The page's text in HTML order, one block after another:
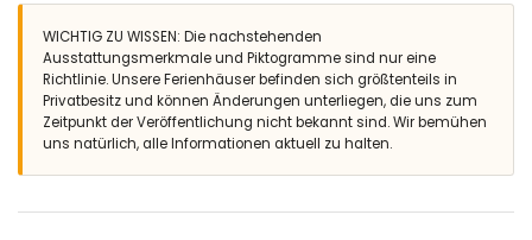
nächste Stadt: Moraira (innerhalb von 3 Kilometern vom Haus)
nächster Strand: Ampolla (innerhalb von 3 Kilometern vom Haus)
nächster Hafen: Moraira (innerhalb von 3 Kilometern vom Haus)
nächster Flughafen: El Altet - Alicante (innerhalb von 100 Kilometern
vom Haus)
zweitnächster Flughafen: Manises - Valencia (> 100 Kilometer)
Haustiere sind nicht erlaubt
Private Einrichtungen und Dienstleistungen im Mietpreis
WICHTIG ZU WISSEN: Die nachstehenden
Ausstattungsmerkmale und Piktogramme sind nur eine
Richtlinie. Unsere Ferienhäuser befinden sich größtenteils in
Privatbesitz und können Änderungen unterliegen, die uns zum
Zeitpunkt der Veröffentlichung nicht bekannt sind. Wir bemühen
uns natürlich, alle Informationen aktuell zu halten.